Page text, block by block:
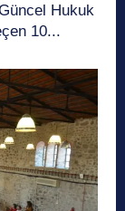
Hukuk
10...